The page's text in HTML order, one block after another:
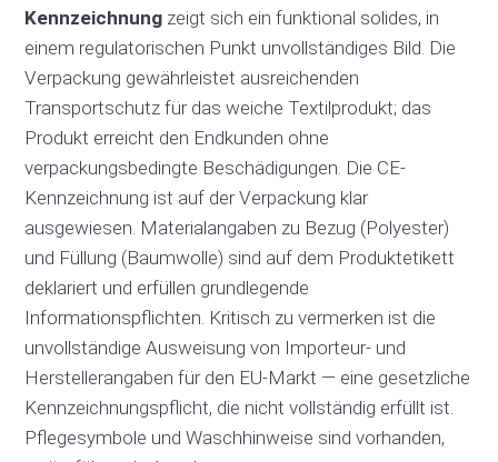
Kennzeichnung zeigt sich ein funktional solides, in
einem regulatorischen Punkt unvollständiges Bild. Die
Verpackung gewährleistet ausreichenden
Transportschutz für das weiche Textilprodukt; das
Produkt erreicht den Endkunden ohne
verpackungsbedingte Beschädigungen. Die CE-
Kennzeichnung ist auf der Verpackung klar
ausgewiesen. Materialangaben zu Bezug (Polyester)
und Füllung (Baumwolle) sind auf dem Produktetikett
deklariert und erfüllen grundlegende
Informationspflichten. Kritisch zu vermerken ist die
unvollständige Ausweisung von Importeur- und
Herstellerangaben für den EU-Markt — eine gesetzliche
Kennzeichnungspflicht, die nicht vollständig erfüllt ist.
Pflegesymbole und Waschhinweise sind vorhanden,